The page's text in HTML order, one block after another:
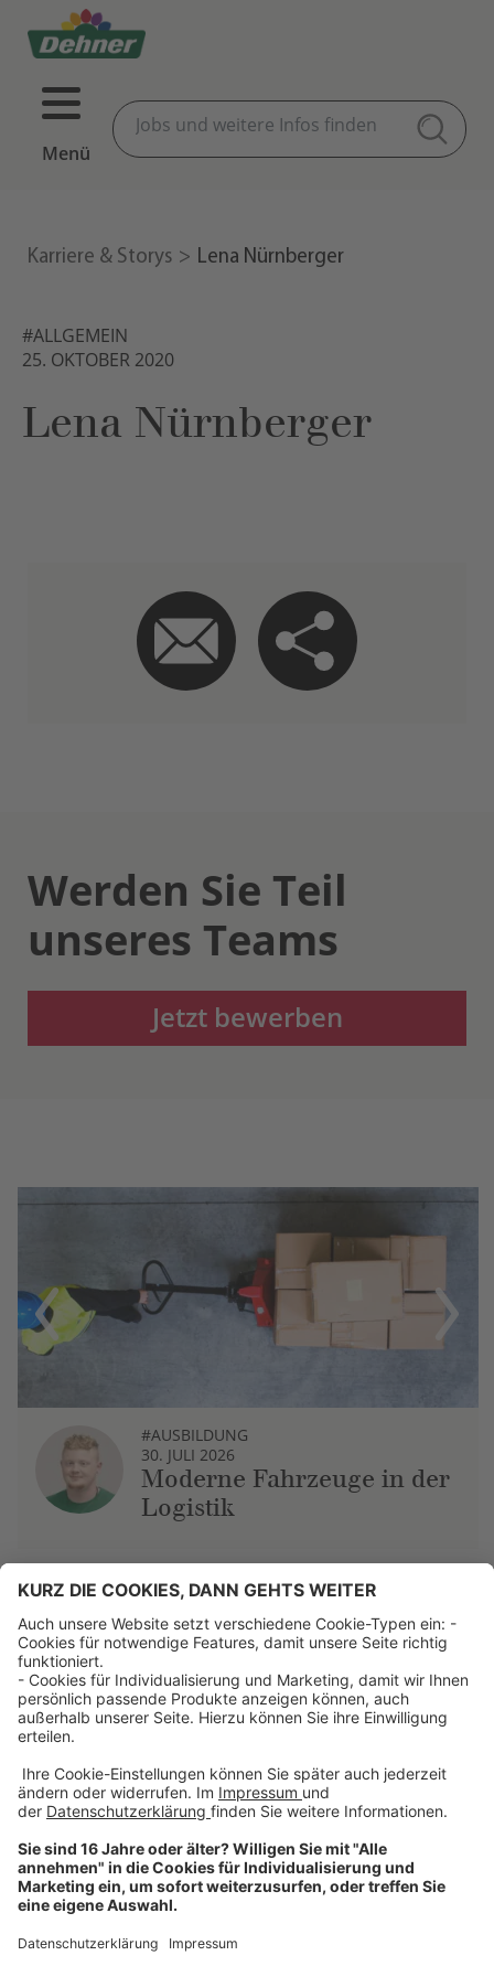
Menü
Karriere & Storys Lena Nürnberger
#ALLGEMEIN
25. OKTOBER 2020
Lena Nürnberger
Werden Sie Teil
unseres Teams
Jetzt bewerben
Previous
#AUSBILDUNG
30. JULI 2026
Moderne Fahrzeuge in der
Logistik
Next
Über uns
Dehner Unternehmen
Jobs bei Dehner